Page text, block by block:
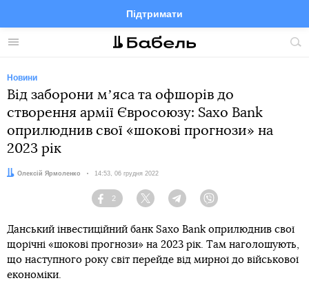
Меню
Підтримати
FacebookTelegramTwitter
Новини
Від заборони мʼяса та офшорів до
створення армії Євросоюзу: Saxo Bank
оприлюднив свої «шокові прогнози» на
2023 рік
Автор:
Олексій Ярмоленко Дата:
14:53, 06 грудня 2022
Facebook
2
Twitter TelegramViber
Данський інвестиційний банк Saxo Bank оприлюднив свої
щорічні «шокові прогнози» на 2023 рік. Там наголошують,
що наступного року світ перейде від мирної до військової
економіки.